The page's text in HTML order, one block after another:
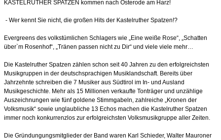
KASTELRUTHER SPATZEN kommen nach Osterode am Harz!
- Wer kennt Sie nicht, die großen Hits der Kastelruther Spatzen!?
Evergreens des volkstümlichen Schlagers wie „Eine weiße Rose“, „Schatten
über`m Rosenhof“, „Tränen passen nicht zu Dir“ und viele viele mehr…
Die Kastelruther Spatzen zählen schon seit 40 Jahren zu den erfolgreichsten
Musikgruppen in der deutschsprachigen Musiklandschaft. Bereits über
Jahrzehnte schreiben die 7 Musiker aus Südtirol im In- und Ausland
Musikgeschichte. Mehr als 15 Millionen verkaufte Tonträger und unzählige
Auszeichnungen wie fünf goldene Stimmgabeln, zahlreiche „Kronen der
Volksmusik“ sowie unglaubliche 13 Echos machen die Kastelruther Spatzen
immer noch konkurrenzlos zur erfolgreichsten Volksmusikgruppe aller Zeiten.
Die Gründungungsmitglieder der Band waren Karl Schieder, Walter Mauroner